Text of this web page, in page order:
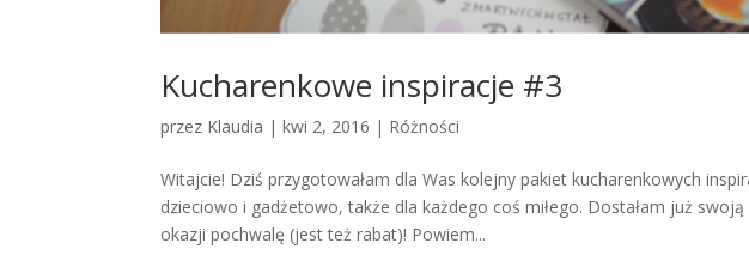
Kucharenkowe inspiracje #3
przez Klaudia |kwi 2, 2016 | Różności
Witajcie! Dziś przygotowałam dla Was kolejny pakiet kucharenkowych
dzieciowo i gadżetowo, także dla każdego coś miłego. Dostałam już
okazji pochwalę (jest też rabat)! Powiem...